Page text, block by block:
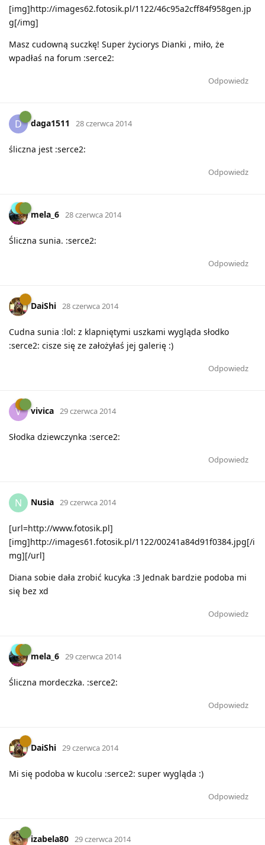
[img]http://images62.fotosik.pl/1122/46c95a2cff84f958gen.jp
g[/img]
Masz cudowną suczkę! Super życiorys Dianki , miło, że
wpadłaś na forum :serce2:
Odpowiedz
D daga1511 28 czerwca 2014
śliczna jest :serce2:
Odpowiedz
mela_6 28 czerwca 2014
Śliczna sunia. :serce2:
Odpowiedz
DaiShi 28 czerwca 2014
Cudna sunia :lol: z klapniętymi uszkami wygląda słodko
:serce2: cisze się ze założyłaś jej galerię :)
Odpowiedz
V vivica 29 czerwca 2014
Słodka dziewczynka :serce2:
Odpowiedz
N Nusia 29 czerwca 2014
[url=http://www.fotosik.pl]
[img]http://images61.fotosik.pl/1122/00241a84d91f0384.jpg[/i
mg][/url]
Diana sobie dała zrobić kucyka :3 Jednak bardzie podoba mi
się bez xd
Odpowiedz
mela_6 29 czerwca 2014
Śliczna mordeczka. :serce2:
Odpowiedz
DaiShi 29 czerwca 2014
Mi się podoba w kucolu :serce2: super wygląda :)
Odpowiedz
izabela80 29 czerwca 2014